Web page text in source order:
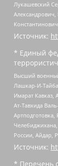
Лукашевский
Константинович
Источник:
* Единый
Высший
Лашкар-И-
Имарат Кавказ,
Ат-Тавхида
России, Айдар,
Источник:
* Перечень